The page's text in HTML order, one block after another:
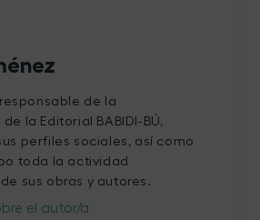
de la
la Editorial BABIDI-BÚ,
perfiles sociales, así como
toda la actividad
sus obras y autores.
el autor/a